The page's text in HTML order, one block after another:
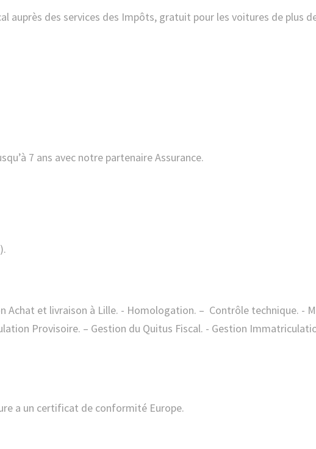
7 ans avec notre partenaire Assurance.
Provisoire. – Gestion du Quitus Fiscal. - Gestion
a un certificat de conformité Europe.